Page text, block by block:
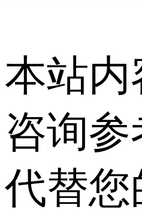
本站
咨询
代替您